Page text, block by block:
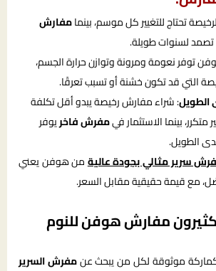
تحتاج للتغيير كل موسم، بينمامفارش
تصمد لسنوات طويلة.
توفر نعومة ومرونة وتوازن حرارة الجسم،
التي قد تكون خشنة أو تسبب تعرقًا.
الطويل: شراء مفارش رخيصة يبدو أقل تكلفة
متكرر، بينما الاستثمار فيمفرش فاخريوفر
الطويل.
سرير مثالي بجودة عاليةمن هوفن يعني
مع قيمة حقيقية مقابل السعر.
مفارش هوفن للنوم
موثوقة لكل من يبحث عنمفرش السرير